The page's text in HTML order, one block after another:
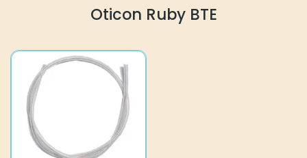
Oticon Ruby BTE